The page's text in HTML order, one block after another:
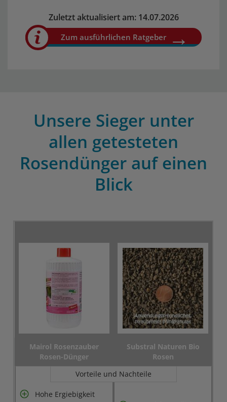
Zuletzt aktualisiert am: 14.07.2026
Zum ausführlichen Ratgeber
Unsere Sieger unter
allen getesteten
Rosendünger auf einen
Blick
Mairol Rosenzauber
Rosen-Dünger
Substral Naturen Bio
Rosen
Vorteile und Nachteile
Hohe Ergiebigkeit